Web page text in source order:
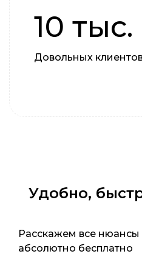
10 тыс.
Довольных
Удобно,
Расскажем все нюансы
абсолютно бесплатно